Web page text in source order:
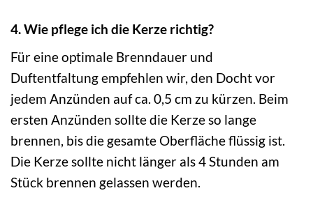
4. Wie pflege ich die Kerze richtig?
Für eine optimale Brenndauer und
Duftentfaltung empfehlen wir, den Docht vor
jedem Anzünden auf ca. 0,5 cm zu kürzen. Beim
ersten Anzünden sollte die Kerze so lange
brennen, bis die gesamte Oberfläche flüssig ist.
Die Kerze sollte nicht länger als 4 Stunden am
Stück brennen gelassen werden.